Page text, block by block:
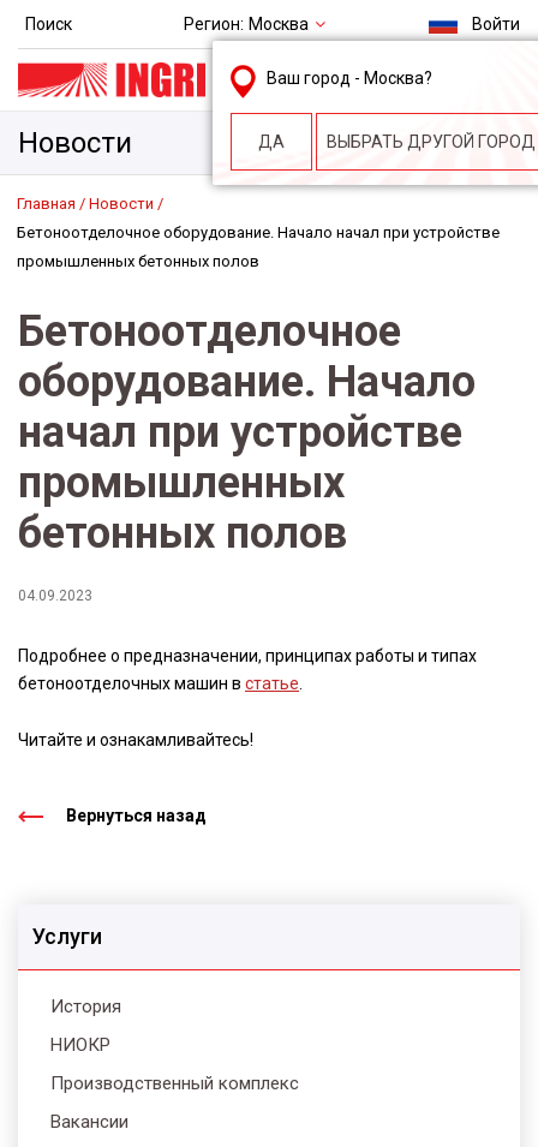
Поиск Регион: Москва
Ваш город - Москва?
ДА ВЫБРАТЬ ДРУГОЙ ГОРОД
Войти
msk@ingri.ru
пн. – пт.: 9.00-18.00
Новости
Услуги
История
НИОКР
Производственный комплекс
Вакансии
Главная
Новости
Бетоноотделочное оборудование. Начало начал при устройстве
промышленных бетонных полов
Бетоноотделочное
оборудование. Начало
начал при устройстве
промышленных
бетонных полов
04.09.2023
Подробнее о предназначении, принципах работы и типах
бетоноотделочных машин в статье
Читайте и ознакамливайтесь!
Вернуться назад